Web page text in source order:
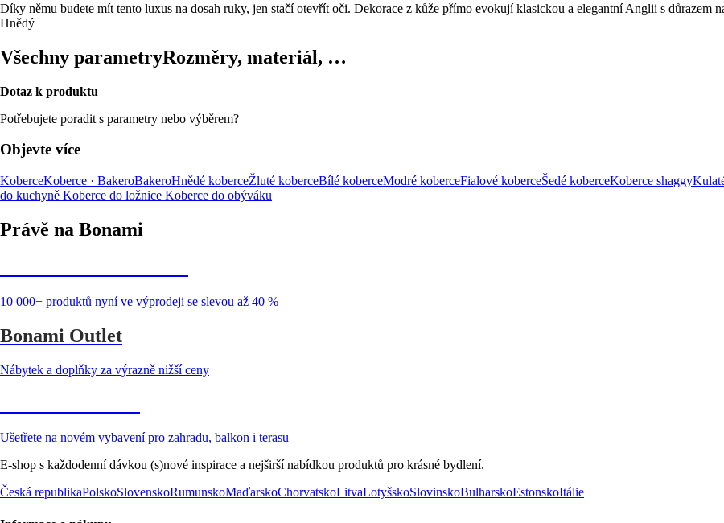
Díky němu budete mít tento luxus na dosah ruky, jen stačí otevřít oči. Dekorace z kůže přímo evokují klasickou a elegantní Anglii s důrazem
Hnědý
Všechny parametryRozměry, materiál, …
Dotaz k produktu
Potřebujete poradit s parametry nebo výběrem?
Objevte více
KoberceKoberce · BakeroBakeroHnědé koberceŽluté koberceBílé koberceModré koberceFialové koberceŠedé koberceKoberce shaggy
do kuchyně Koberce do ložnice Koberce do obýváku
Právě na Bonami
10 000+ produktů nyní ve výprodeji se slevou až 40 %
Bonami Outlet
Nábytek a doplňky za výrazně nižší ceny
Ušetřete na novém vybavení pro zahradu, balkon i terasu
E-shop s každodenní dávkou (s)nové inspirace a nejširší nabídkou produktů pro krásné bydlení.
Česká republikaPolskoSlovenskoRumunskoMaďarskoChorvatskoLitvaLotyšskoSlovinskoBulharskoEstonskoItálie